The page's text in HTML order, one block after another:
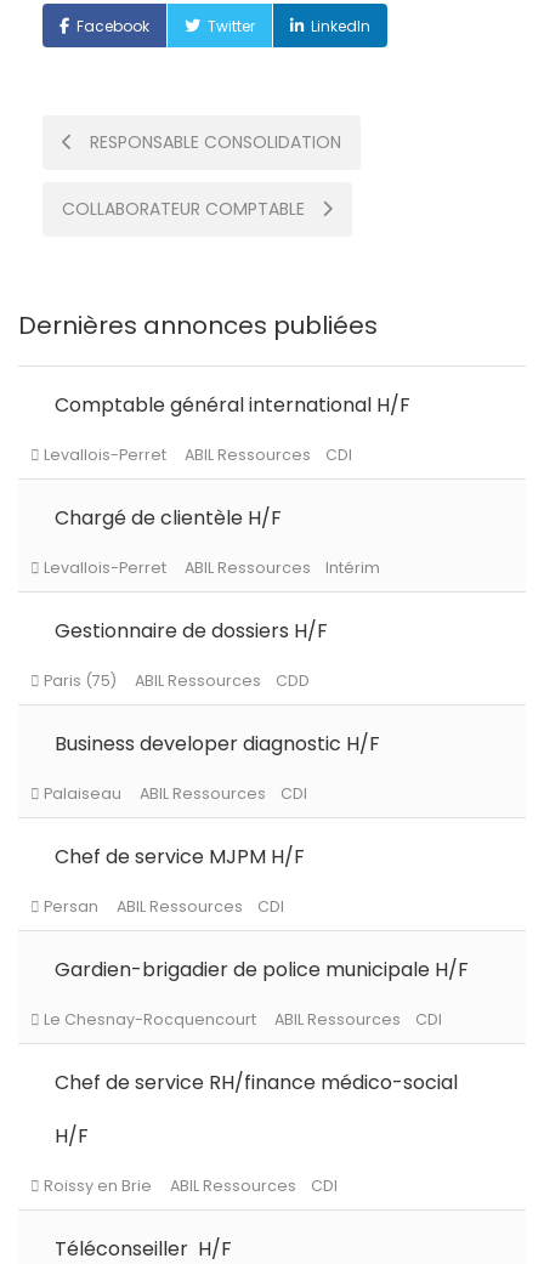
Facebook Twitter LinkedIn
Post
navigation
RESPONSABLE CONSOLIDATION
COLLABORATEUR COMPTABLE
Dernières annonces publiées
Comptable général international H/F
Levallois-Perret ABIL Ressources CDI
Chargé de clientèle H/F
ABIL Ressources
Gestionnaire de dossiers H/F
Business developer diagnostic H/F
Palaiseau
Chef de service MJPM H/F
Persan ABIL Ressources
Gardien-brigadier de police municipale H/F
Chef de service RH/finance médico-social
H/F
Téléconseiller H/F